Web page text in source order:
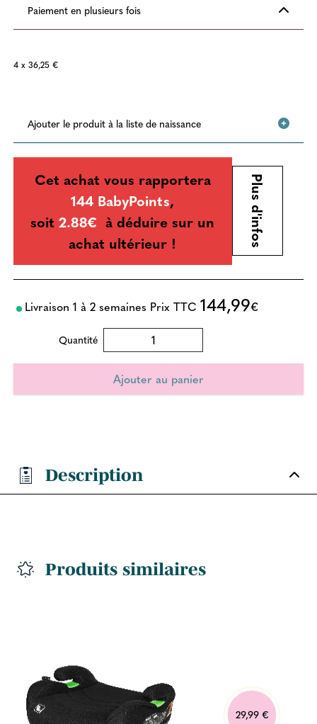
Paiement en plusieurs fois
4 x 36,25 €
Ajouter le produit à la liste de naissance
Cet achat vous rapportera
144 BabyPoints,
soit2.88€ à déduire sur un
achat ultérieur !
Plus d'infos
Livraison 1 à 2 semaines Prix TTC 144,99€
Quantité
Description
Produits similaires
29,99 €